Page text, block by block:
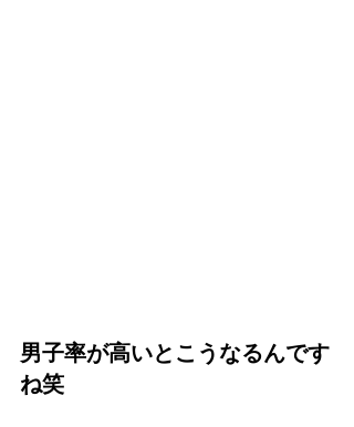
男子率が高いとこうなるんです
ね笑